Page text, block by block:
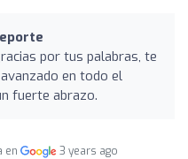
por tus palabras, te
en todo el
fuerte abrazo.
en 3 years ago